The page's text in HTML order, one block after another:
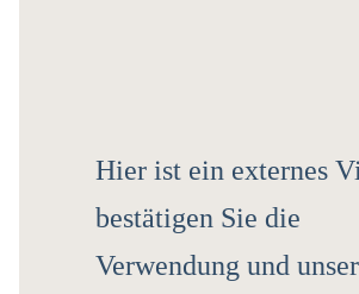
Hier ist ein externes
bestätigen Sie die
Verwendung und